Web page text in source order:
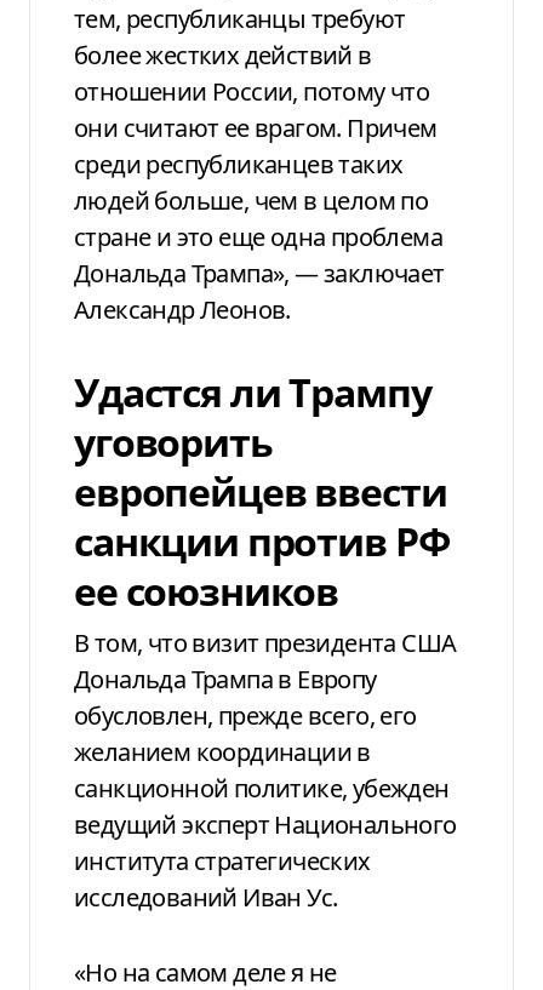
тем, республиканцы требуют
более жестких действий в
отношении России, потому что
они считают ее врагом. Причем
среди республиканцев таких
людей больше, чем в целом по
стране и это еще одна проблема
Дональда Трампа», — заключает
Александр Леонов.
Удастся ли Трампу
уговорить
европейцев ввести
санкции против РФ
ее союзников
В том, что визит президента США
Дональда Трампа в Европу
обусловлен, прежде всего, его
желанием координации в
санкционной политике, убежден
ведущий эксперт Национального
института стратегических
исследований Иван Ус.
«Но на самом деле я не